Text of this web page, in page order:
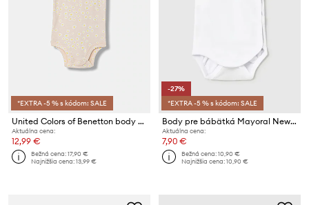
*EXTRA -5 % s kódom: SALE
United Colors of Benetton body dojčenské bavlnené
Aktuálna cena:
12,99 €
Bežná cena:17,90 €
Najnižšia cena:13,99 €
-27%
*EXTRA -5 % s kódom: SALE
Body pre bábätká Mayoral Newborn
Aktuálna cena:
7,90 €
Bežná cena:10,90 €
Najnižšia cena:10,90 €